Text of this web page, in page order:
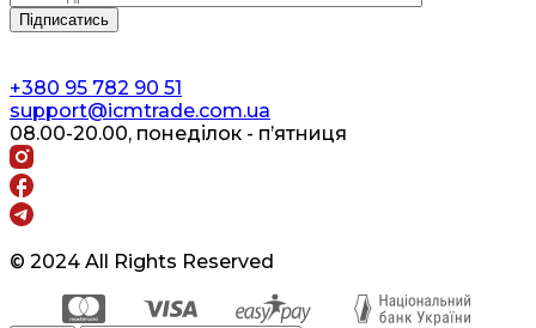
+380 95 782 90 51
support@icmtrade.com.ua
08.00-20.00, понеділок - п’ятниця
© 2024 All Rights Reserved